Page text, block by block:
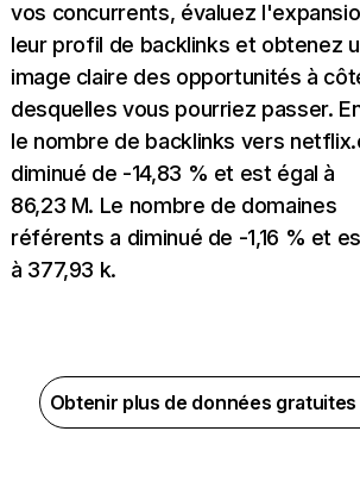
vos concurrents, évaluez
leur profil de backlinks et obtenez
image claire des opportunités à
desquelles vous pourriez passer.
le nombre de backlinks vers
diminué de -14,83 % et est égal à
86,23 M. Le nombre de domaines
référents a diminué de -1,16 % et
à 377,93 k.
Obtenir plus de données